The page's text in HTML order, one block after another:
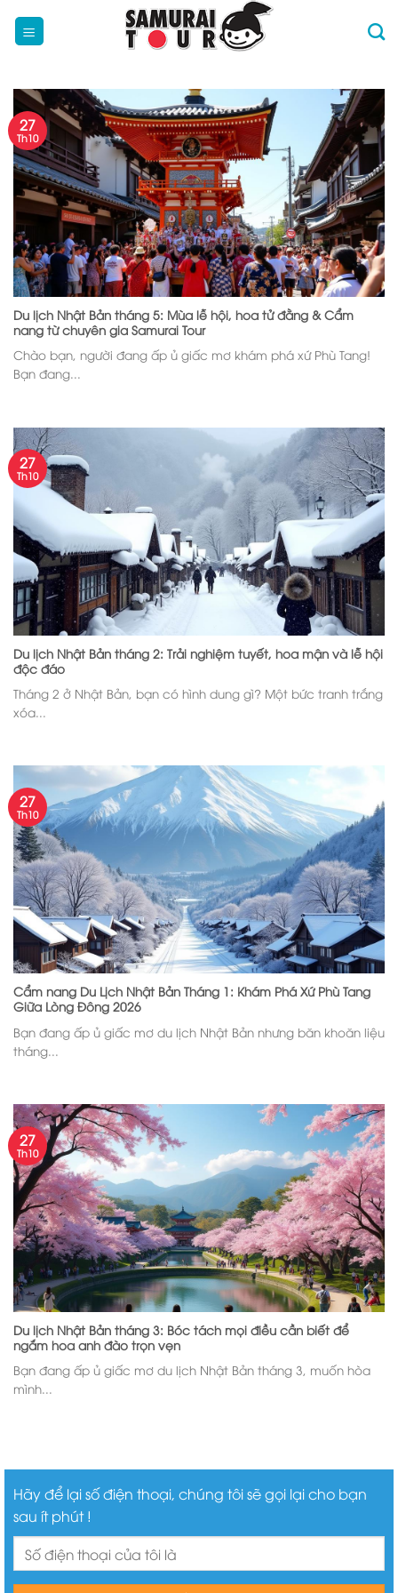
Du lịch Nhật Bản tháng 5: Mùa lễ hội, hoa tử đằng & Cẩm
nang từ chuyên gia Samurai Tour
Chào bạn, người đang ấp ủ giấc mơ khám phá xứ Phù Tang!
Bạn đang...
27
Th10
Du lịch Nhật Bản tháng 2: Trải nghiệm tuyết, hoa mận và lễ hội
độc đáo
Tháng 2 ở Nhật Bản, bạn có hình dung gì? Một bức tranh trắng
xóa...
27
Th10
Cẩm nang Du Lịch Nhật Bản Tháng 1: Khám Phá Xứ Phù Tang
Giữa Lòng Đông 2026
Bạn đang ấp ủ giấc mơ du lịch Nhật Bản nhưng băn khoăn liệu
tháng...
27
Th10
Du lịch Nhật Bản tháng 3: Bóc tách mọi điều cần biết để
ngắm hoa anh đào trọn vẹn
Bạn đang ấp ủ giấc mơ du lịch Nhật Bản tháng 3, muốn hòa
mình...
27
Th10
Hãy để lại số điện thoại, chúng tôi sẽ gọi lại cho bạn
sau ít phút !